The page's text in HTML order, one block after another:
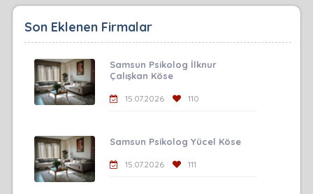
Son Eklenen Firmalar
Samsun Psikolog İlknur
Çalışkan Köse
15.07.2026 110
Samsun Psikolog Yücel Köse
15.07.2026 111